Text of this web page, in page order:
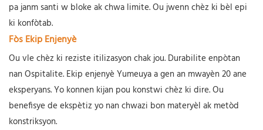
pa janm santi w bloke ak chwa limite. Ou jwenn chèz ki bèl epi
ki konfòtab.
Fòs Ekip Enjenyè
Ou vle chèz ki reziste itilizasyon chak jou. Durabilite enpòtan
nan Ospitalite. Ekip enjenyè Yumeuya a gen an mwayèn 20 ane
eksperyans. Yo konnen kijan pou konstwi chèz ki dire. Ou
benefisye de ekspètiz yo nan chwazi bon materyèl ak metòd
konstriksyon.